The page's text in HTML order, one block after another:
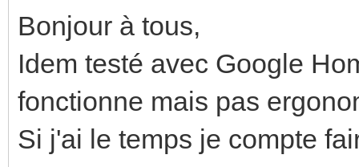
Bonjour à tous,
Idem testé avec Google
fonctionne mais pas
Si j'ai le temps je compte